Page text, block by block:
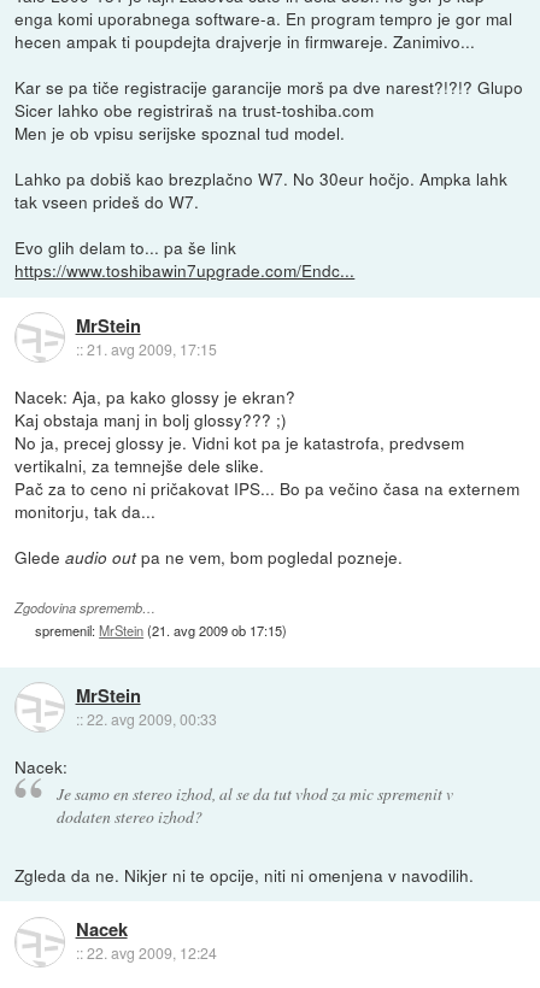
enga komi uporabnega software-a. En program tempro je gor mal
hecen ampak ti poupdejta drajverje in firmwareje. Zanimivo...
Kar se pa tiče registracije garancije morš pa dve narest?!?!? Glupo
Sicer lahko obe registriraš na trust-toshiba.com
Men je ob vpisu serijske spoznal tud model.
Lahko pa dobiš kao brezplačno W7. No 30eur hočjo. Ampka lahk
tak vseen prideš do W7.
Evo glih delam to... pa še link
https://www.toshibawin7upgrade.com/Endc...
MrStein
::21. avg 2009, 17:15
Nacek: Aja, pa kako glossy je ekran?
Kaj obstaja manj in bolj glossy??? ;)
No ja, precej glossy je. Vidni kot pa je katastrofa, predvsem
vertikalni, za temnejše dele slike.
Pač za to ceno ni pričakovat IPS... Bo pa večino časa na externem
monitorju, tak da...
Gledeaudio outpa ne vem, bom pogledal pozneje.
Zgodovina sprememb…
spremenil:MrStein(21. avg 2009 ob 17:15)
MrStein
::22. avg 2009, 00:33
Nacek:
Je samo en stereo izhod, al se da tut vhod za mic spremenit v
dodaten stereo izhod?
Zgleda da ne. Nikjer ni te opcije, niti ni omenjena v navodilih.
Nacek
::22. avg 2009, 12:24